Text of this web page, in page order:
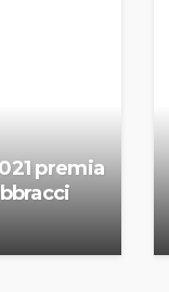
premia